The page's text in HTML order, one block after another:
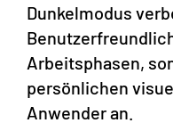
Dunkelmodus
Arbeitsphasen,
persönlichen
Anwender an.